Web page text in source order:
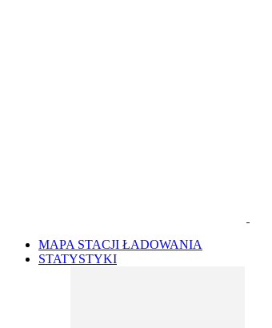
MAPA STACJI ŁADOWANIA
STATYSTYKI